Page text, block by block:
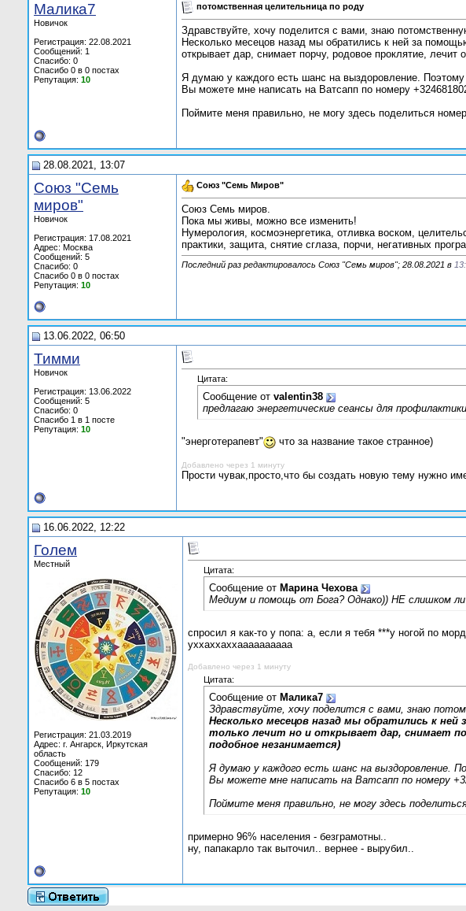
Малика7
Новичок
Регистрация: 22.08.2021
Сообщений: 1
Спасибо: 0
Спасибо 0 в 0 постах
Репутация: 10
потомственная целительница по роду
Здравствуйте, хочу поделится с вами, знаю
Несколько месецов назад мы обратились к ней за
открывает дар, снимает порчу, родовое проклятие,
Я думаю у каждого есть шанс на выздоровление.
Вы можете мне написать на Ватсапп по номеру
Поймите меня правильно, не могу здесь поделиться
28.08.2021, 13:07
Союз "Семь
миров"
Новичок
Регистрация: 17.08.2021
Адрес: Москва
Сообщений: 5
Спасибо: 0
Спасибо 0 в 0 постах
Репутация: 10
Союз "Семь Миров"
Союз Семь миров.
Пока мы живы, можно все изменить!
Нумерология, космоэнергетика, отливка воском,
практики, защита, снятие сглаза, порчи, негативных
Последний раз редактировалось Союз "Семь миров"; 28.08.2021 в
13.06.2022, 06:50
Тимми
Новичок
Регистрация: 13.06.2022
Сообщений: 5
Спасибо: 0
Спасибо 1 в 1 посте
Репутация: 10
Цитата:
Сообщение от valentin38
предлагаю энергетические сеансы для
"энерготерапевт" что за название такое странное)
Добавлено через 1 минуту
Прости чувак,просто,что бы создать новую тему нужно
16.06.2022, 12:22
Голем
Местный
Регистрация: 21.03.2019
Адрес: г. Ангарск, Иркутская
область
Сообщений: 179
Спасибо: 12
Спасибо 6 в 5 постах
Репутация: 10
Цитата:
Сообщение от Марина Чехова
Медиум и помощь от Бога? Однако)) НЕ слишком ли
спросил я как-то у попа: а, если я тебя ***у ногой по
уххаххаххаааааааааа
Добавлено через 1 минуту
Цитата:
Сообщение от Малика7
Здравствуйте, хочу поделится с вами, знаю
Несколько месецов назад мы обратились к
только лечит но и открывает дар, снимает
подобное незанимается)
Я думаю у каждого есть шанс на выздоровление.
Вы можете мне написать на Ватсапп по номеру
Поймите меня правильно, не могу здесь
примерно 96% населения - безграмотны..
ну, папакарло так выточил.. вернее - вырубил..